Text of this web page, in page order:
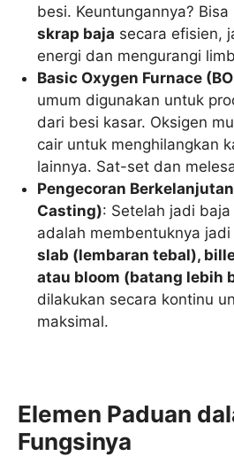
besi. Keuntungannya? Bisa
skrap baja secara efisien,
energi dan mengurangi
Basic Oxygen Furnace
umum digunakan untuk
dari besi kasar. Oksigen
cair untuk menghilangkan
lainnya. Sat-set dan
Pengecoran
Casting): Setelah jadi
adalah membentuknya
slab (lembaran tebal),
atau bloom (batang lebih
dilakukan secara kontinu
maksimal.
Elemen Paduan
Fungsinya